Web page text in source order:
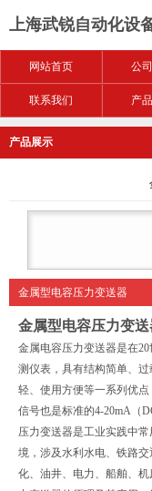
上海武锐自动化设
网站首页 公
联系我们 产
产品展示
金属型电容压力变送器
金属型电容压力变送
金属电容压力变送器是在
测仪表，具有结构简单、
轻、使用方便等一系列优
信号也是标准的4-20mA（
压力变送器是工业实践中
境，涉及水利水电、铁路
化、油井、电力、船舶、